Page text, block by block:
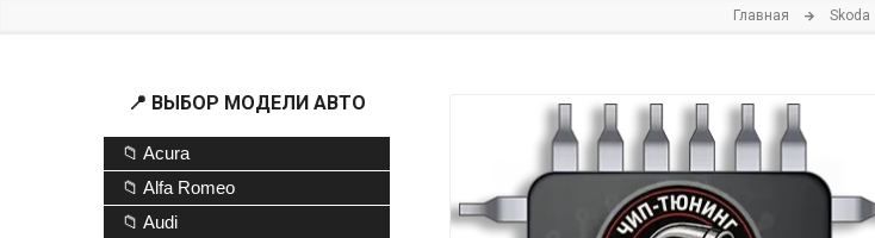
Главная Skoda
📍 ВЫБОР МОДЕЛИ АВТО
📁 Acura
📁 Alfa Romeo
📁 Audi